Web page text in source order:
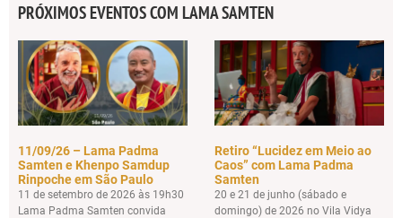
PRÓXIMOS EVENTOS COM LAMA SAMTEN
11/09/26 – Lama Padma
Samten e Khenpo Samdup
Rinpoche em São Paulo
11 de setembro de 2026 às 19h30
Lama Padma Samten convida
Retiro “Lucidez em Meio ao
Caos” com Lama Padma
Samten
20 e 21 de junho (sábado e
domingo) de 2026 no Vila Vidya